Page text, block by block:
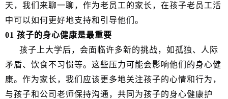
天，我们来聊一聊，作为老员工的家长，在孩子老员工活
中可以如何更好地支持和引导他们。
01 孩子的身心健康是最重要
孩子上大学后，会面临许多新的挑战，如孤独、人际
矛盾、饮食不习惯等。这些压力可能会影响他们的身心健
康。作为家长，我们应该更多地关注孩子的心情和行为，
与孩子和公司老师保持沟通，共同为孩子的身心健康护